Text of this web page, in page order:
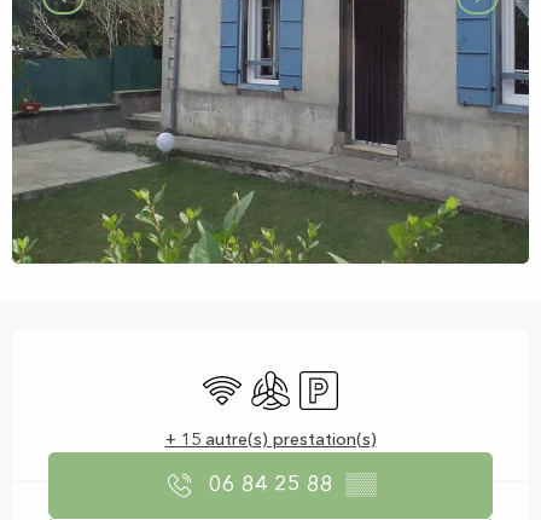
WiFi Air conditionné
Parking
+ 15 autre(s) prestation(s)
06 84 25 88 ▒▒